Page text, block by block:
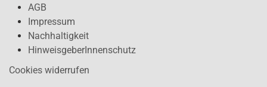
AGB
Impressum
Nachhaltigkeit
HinweisgeberInnenschutz
Cookies widerrufen